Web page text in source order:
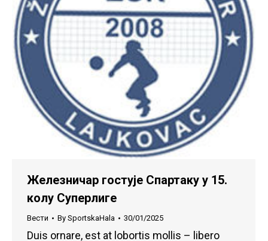
Железничар гостује Спартаку у 15.
колу Суперлиге
Вести By SportskaHala 30/01/2025
Duis ornare, est at lobortis mollis – libero